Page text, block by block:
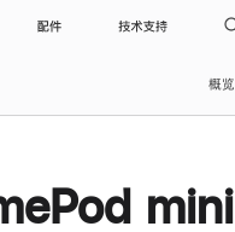
配件 技术支持
概览
mini